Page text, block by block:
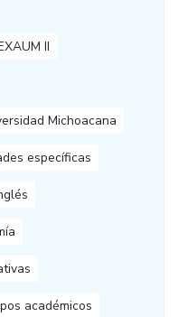
II
Michoacana
específicas
académicos